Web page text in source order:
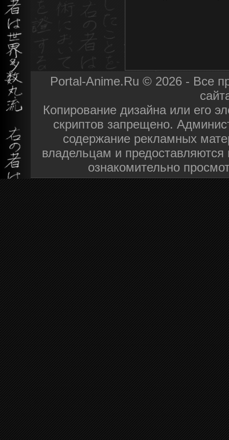
Portal-Anime.Ru © 2026 - Все
Копирование дизайна или его
скриптов запрещено.
содержание рекламных
владельцам и
ознакомительно